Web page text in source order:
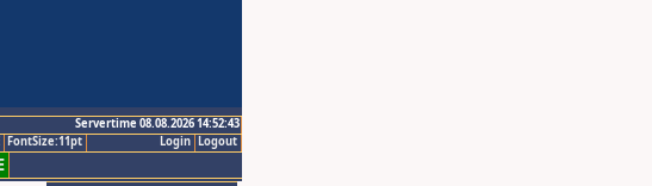
Servertime 08.08.2026 14:52:43
Logout
Login
FontSize:11pt